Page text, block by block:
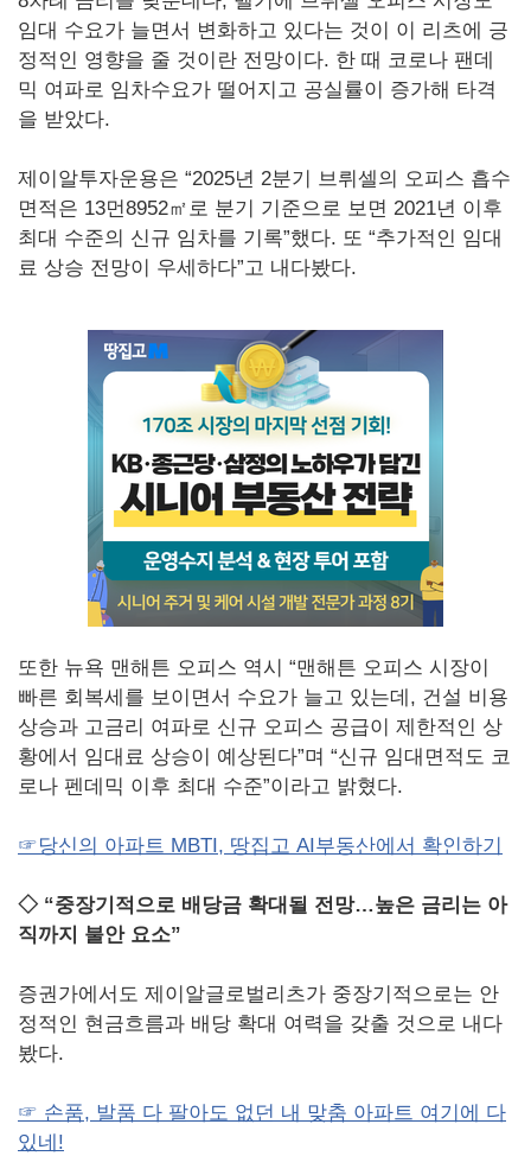
임대 수요가 늘면서 변화하고 있다는 것이 이 리츠에 긍
정적인 영향을 줄 것이란 전망이다. 한 때 코로나 팬데
믹 여파로 임차수요가 떨어지고 공실률이 증가해 타격
을 받았다.
제이알투자운용은 “2025년 2분기 브뤼셀의 오피스 흡수
면적은 13먼8952㎡로 분기 기준으로 보면 2021년 이후
최대 수준의 신규 임차를 기록”했다. 또 “추가적인 임대
료 상승 전망이 우세하다”고 내다봤다.
또한 뉴욕 맨해튼 오피스 역시 “맨해튼 오피스 시장이
빠른 회복세를 보이면서 수요가 늘고 있는데, 건설 비용
상승과 고금리 여파로 신규 오피스 공급이 제한적인 상
황에서 임대료 상승이 예상된다”며 “신규 임대면적도 코
로나 펜데믹 이후 최대 수준”이라고 밝혔다.
☞당신의 아파트 MBTI, 땅집고 AI부동산에서 확인하기
◇ “중장기적으로 배당금 확대될 전망…높은 금리는 아
직까지 불안 요소”
증권가에서도 제이알글로벌리츠가 중장기적으로는 안
정적인 현금흐름과 배당 확대 여력을 갖출 것으로 내다
봤다.
☞ 손품, 발품 다 팔아도 없던 내 맞춤 아파트 여기에 다
있네!